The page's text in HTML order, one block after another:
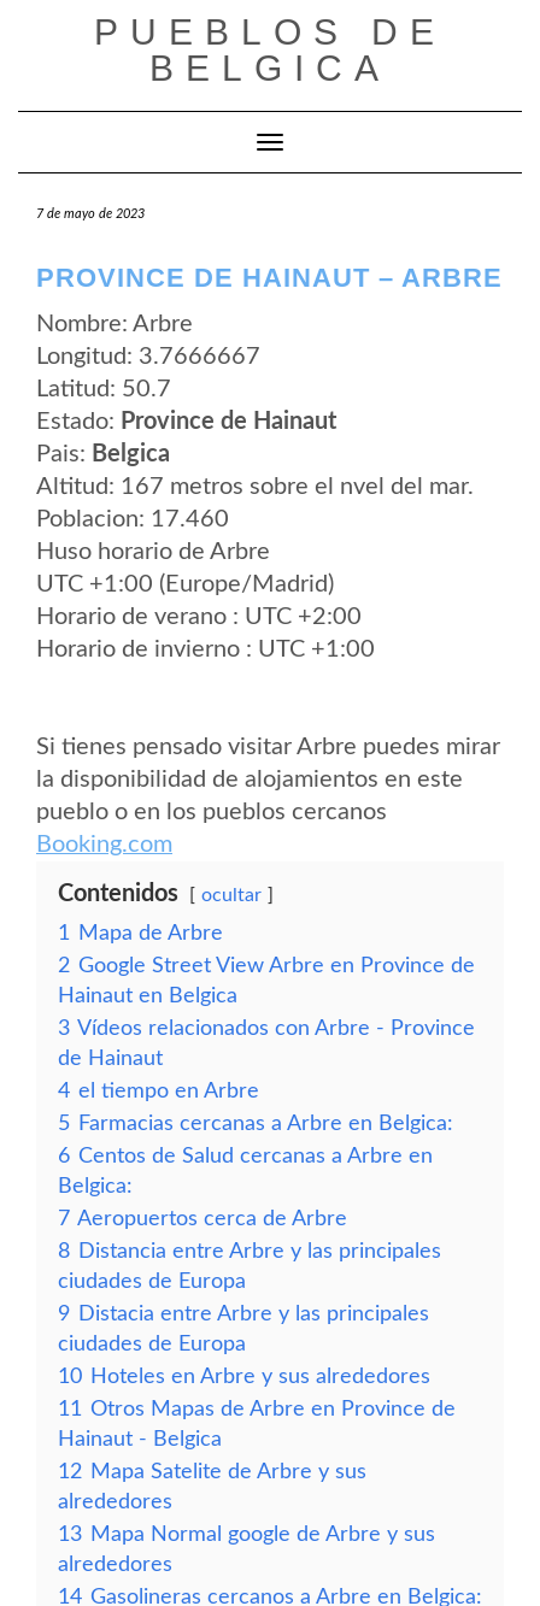
PUEBLOS DE
BELGICA
Cambiar modo de navegación
7 de mayo de 2023
PROVINCE DE HAINAUT – ARBRE
Nombre: Arbre
Longitud: 3.7666667
Latitud: 50.7
Estado: Province de Hainaut
Pais: Belgica
Altitud: 167 metros sobre el nvel del mar.
Poblacion: 17.460
Huso horario de Arbre
UTC +1:00 (Europe/Madrid)
Horario de verano : UTC +2:00
Horario de invierno : UTC +1:00
Si tienes pensado visitar Arbre puedes mirar
la disponibilidad de alojamientos en este
pueblo o en los pueblos cercanos
Booking.com
Contenidos ocultar
1
Mapa de Arbre
2 Google Street View Arbre en Province de
Hainaut en Belgica
3 Vídeos relacionados con Arbre - Province
de Hainaut
4 el tiempo en Arbre
5 Farmacias cercanas a Arbre en Belgica:
6 Centos de Salud cercanas a Arbre en
Belgica:
7 Aeropuertos cerca de Arbre
8 Distancia entre Arbre y las principales
ciudades de Europa
9 Distacia entre Arbre y las principales
ciudades de Europa
10 Hoteles en Arbre y sus alrededores
11 Otros Mapas de Arbre en Province de
Hainaut - Belgica
12 Mapa Satelite de Arbre y sus
alrededores
13 Mapa Normal google de Arbre y sus
alrededores
14 Gasolineras cercanos a Arbre en Belgica: